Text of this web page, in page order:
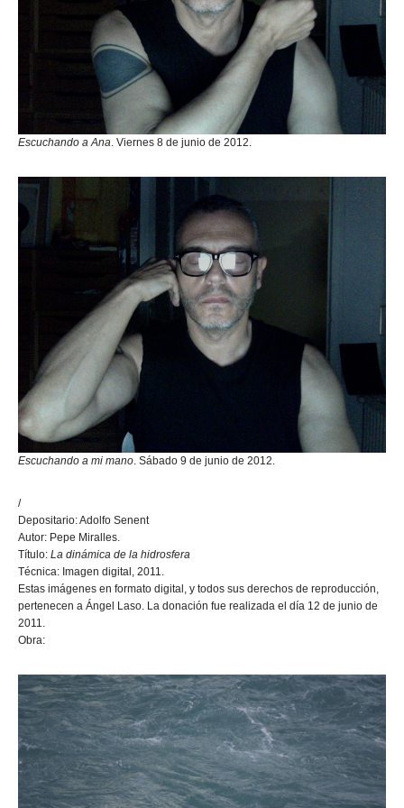
Escuchando a Ana . Viernes 8 de junio de 2012.
Escuchando a mi mano . Sábado 9 de junio de 2012.
/
Depositario: Adolfo Senent
Autor: Pepe Miralles.
Título: La dinámica de la hidrosfera
Técnica: Imagen digital, 2011.
Estas imágenes en formato digital, y todos sus derechos de reproducción,
pertenecen a Ángel Laso. La donación fue realizada el día 12 de junio de
2011.
Obra: